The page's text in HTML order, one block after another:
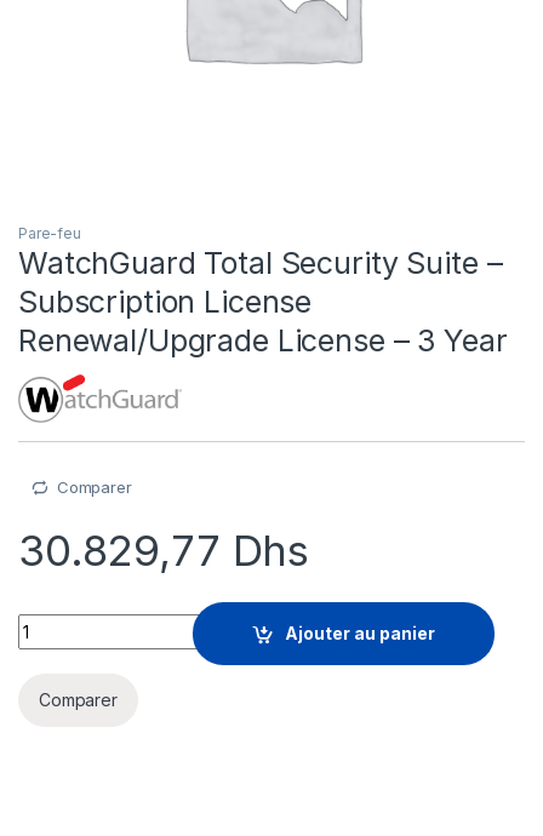
Pare-feu
WatchGuard Total Security Suite –
Subscription License
Renewal/Upgrade License – 3 Year
Comparer
30.829,77 Dhs
WatchGuard Total Security Suite - Subscription License
Ajouter au panier
Comparer